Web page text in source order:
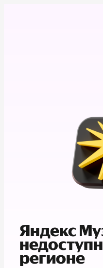
Яндекс
регионе